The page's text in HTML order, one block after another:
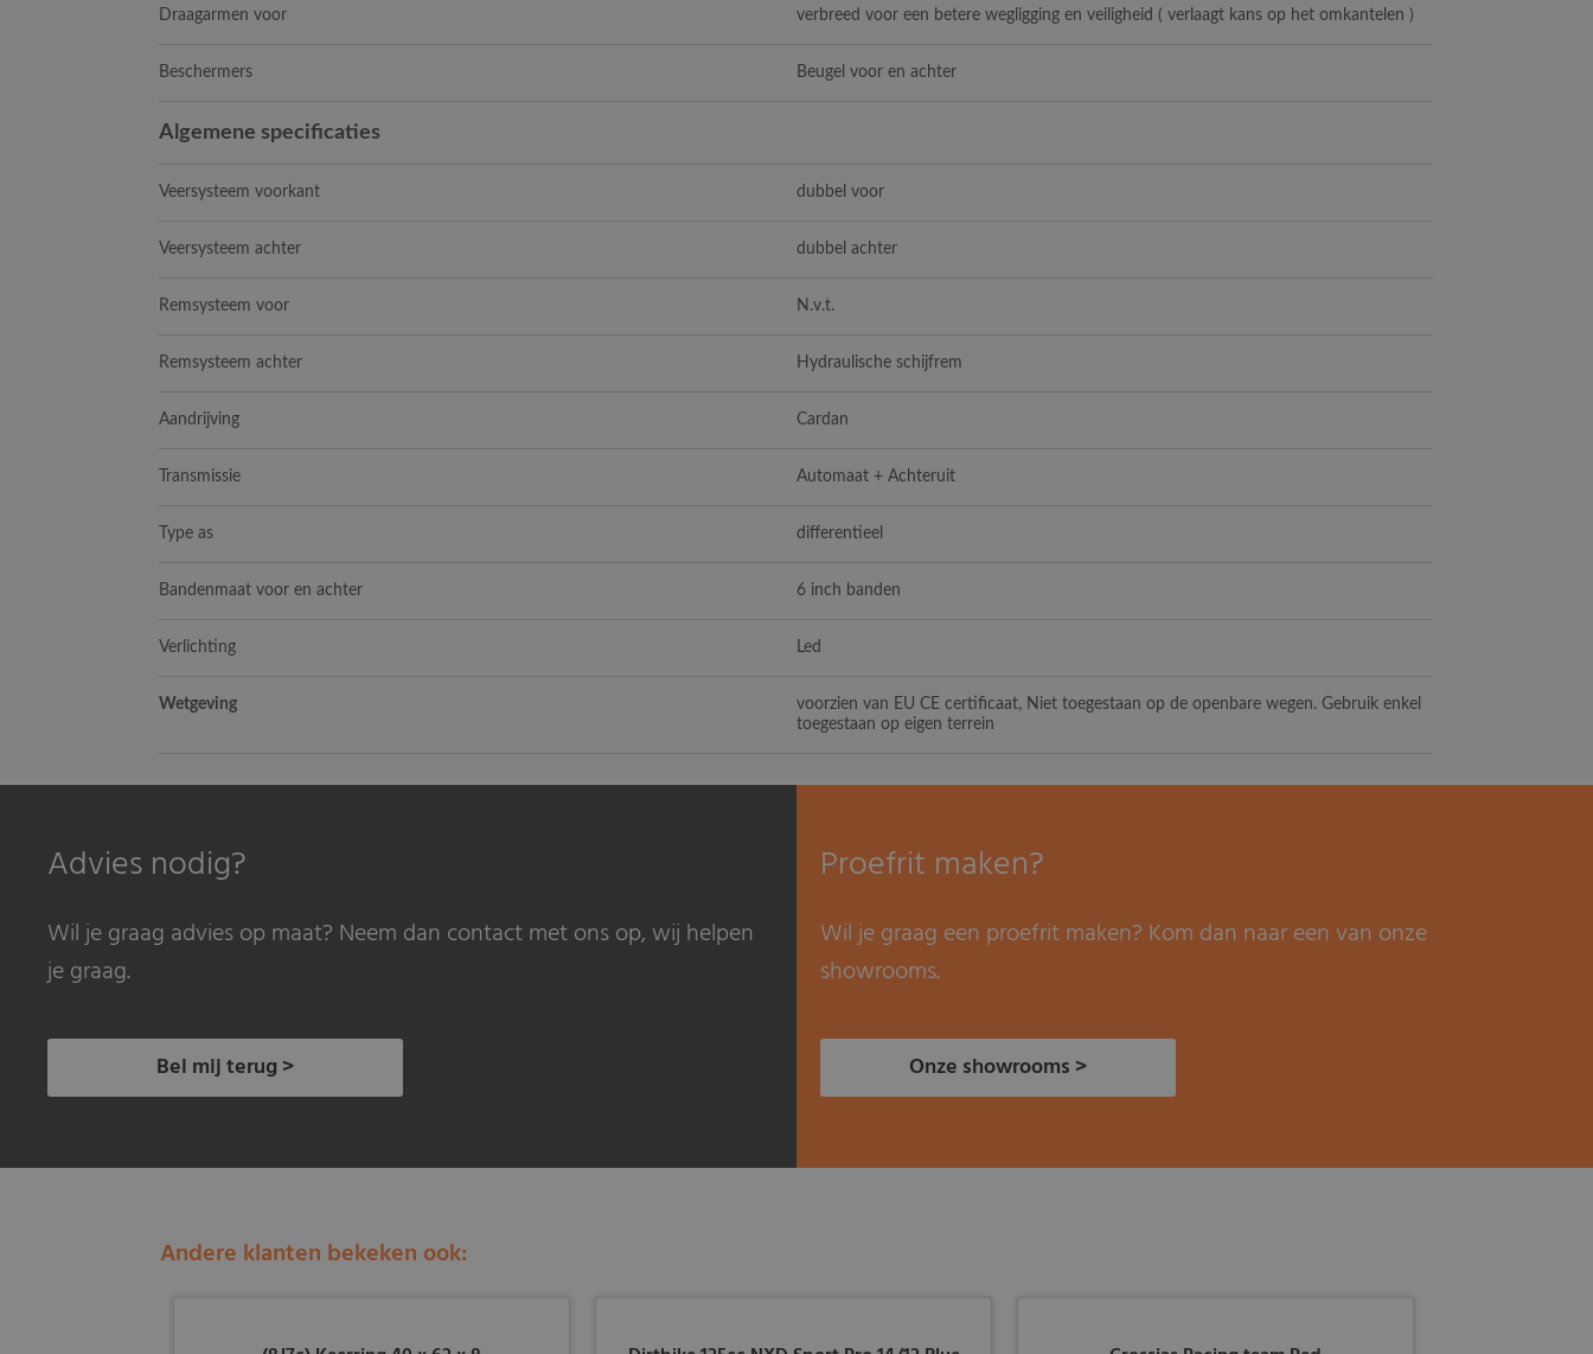
Draagarmen voor verbreed voor een betere wegligging en veiligheid ( verlaagt kans op het omkantelen )
Beschermers Beugel voor en achter
Algemene specificaties
Veersysteem voorkant dubbel voor
Veersysteem achter dubbel achter
Remsysteem voor N.v.t.
Remsysteem achter Hydraulische schijfrem
Aandrijving Cardan
Transmissie Automaat + Achteruit
Type as differentieel
Bandenmaat voor en achter 6 inch banden
Verlichting Led
Wetgeving
voorzien van EU CE certificaat, Niet toegestaan op de openbare wegen. Gebruik enkel
toegestaan op eigen terrein
Advies nodig?
Wil je graag advies op maat? Neem dan contact met ons op, wij helpen
je graag.
Bel mij terug >
Proefrit maken?
Wil je graag een proefrit maken? Kom dan naar een van onze
showrooms.
Onze showrooms >
Andere klanten bekeken ook: